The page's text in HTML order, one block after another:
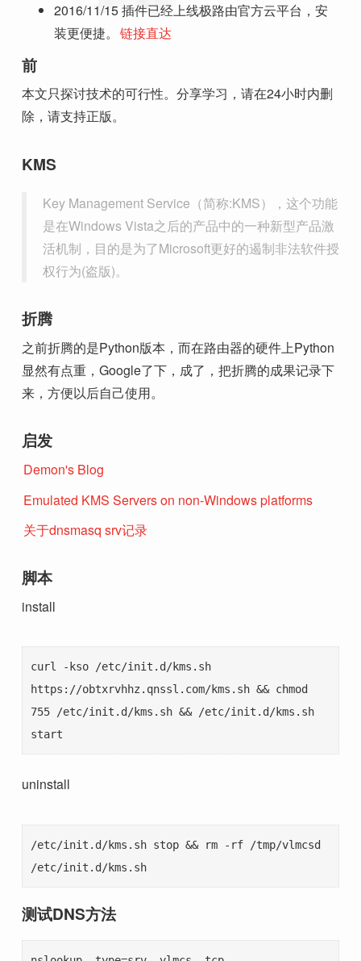
2016/11/15 插件已经上线极路由官方云平台，安
装更便捷。 链接直达
前
本文只探讨技术的可行性。分享学习，请在24小时内删
除，请支持正版。
KMS
Key Management Service（简称:KMS），这个功能
是在Windows Vista之后的产品中的一种新型产品激
活机制，目的是为了Microsoft更好的遏制非法软件授
权行为(盗版)。
折腾
之前折腾的是Python版本，而在路由器的硬件上Python
显然有点重，Google了下，成了，把折腾的成果记录下
来，方便以后自己使用。
启发
Demon's Blog
Emulated KMS Servers on non-Windows platforms
关于dnsmasq srv记录
脚本
install
curl -kso /etc/init.d/kms.sh
https://obtxrvhhz.qnssl.com/kms.sh && chmod
755 /etc/init.d/kms.sh && /etc/init.d/kms.sh
start
uninstall
/etc/init.d/kms.sh stop && rm -rf /tmp/vlmcsd
/etc/init.d/kms.sh
测试DNS方法